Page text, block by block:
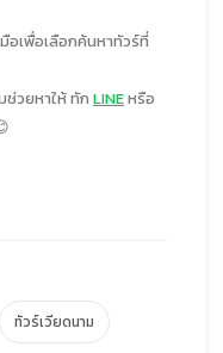
เพื่อเลือกค้นหาทัวร์ที่
ช่วยหาให้ ทัก LINEหรือ
ทัวร์เวียดนาม